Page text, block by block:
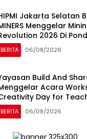
Jakarta Selatan
Menggelar
2026 Di
BERITA 06/08/2026
Build And
Acara
Day for
Resmi Pramono
Jakarta)
BERITA 06/08/2026